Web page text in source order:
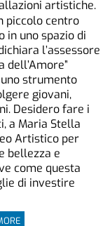
artistiche.
piccolo centro
in uno spazio di
l’assessore
dell’Amore”
strumento
giovani,
Desidero fare i
a Maria Stella
Artistico per
bellezza e
come questa
di investire